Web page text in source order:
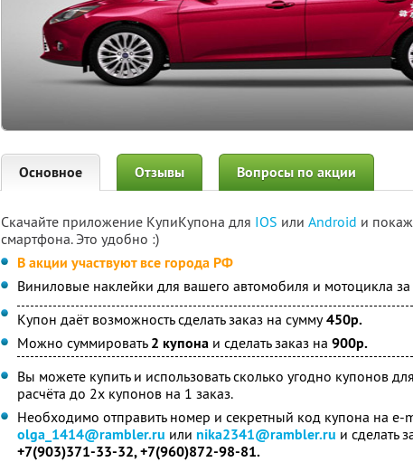
Основное Отзывы Вопросы по акции
Скачайте приложение КупиКупона для IOS или Android и
смартфона. Это удобно :)
В акции участвуют все города РФ
Виниловые наклейки для вашего автомобиля и мотоцикла за
Купон даёт возможность сделать заказ на сумму450р.
Можно суммировать 2 купона и сделать заказ на 900р.
Вы можете купить и использовать сколько угодно купонов
расчёта до 2х купонов на 1 заказ.
Необходимо отправить номер и секретный код купона на e-
olga_1414@rambler.ru или nika2341@rambler.ru и сделать
+7(903)371-33-32, +7(960)872-98-81.